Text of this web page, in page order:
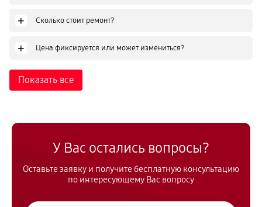
+ Сколько стоит ремонт?
+ Цена фиксируется или может измениться?
Показать все
У Вас остались вопросы?
Оставьте заявку и получите бесплатную консультацию
по интересующему Вас вопросу